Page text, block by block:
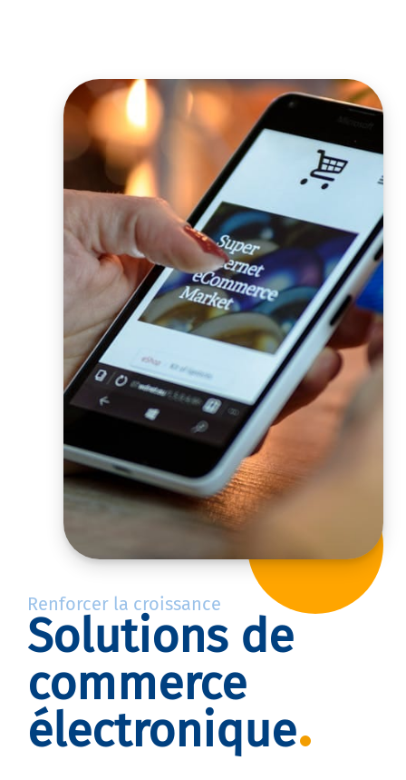
Renforcer la croissance
Solutions de
commerce
électronique